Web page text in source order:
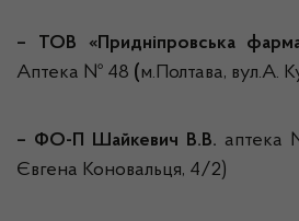
– ТОВ «Придніпровська
Аптека № 48 (м.Полтава, вул.А.
– ФО-П Шайкевич В.В. аптека
Євгена Коновальця, 4/2)